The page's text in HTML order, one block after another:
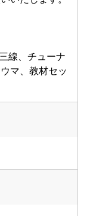
線、チューナ
マ、教材セッ